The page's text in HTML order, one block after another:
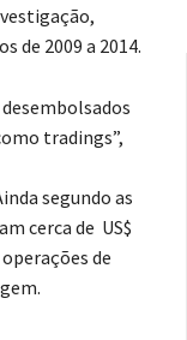
de 2009 a 2014.
tradings”,
segundo as
cerca de US$
de